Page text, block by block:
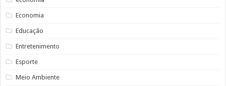
Economia
Educação
Entretenimento
Esporte
Meio Ambiente